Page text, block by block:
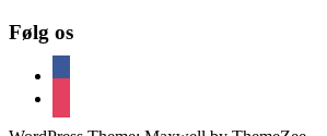
Følg os